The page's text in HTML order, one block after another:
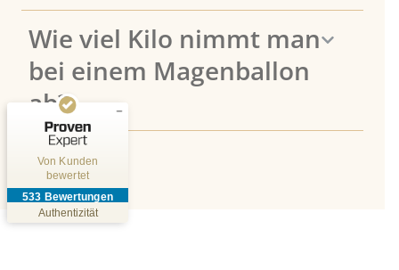
Wie viel Kilo nimmt man
bei einem Magenballon
ab?
Von Kunden
bewertet
533 Bewertungen
Authentizität
95
%
Empfehlungen auf
ProvenExpert.com
SEHR GUT
4,93
/
5,00
Bewertungen auf
514
Bewertungen von
5 anderen Quellen
Blick aufs ProvenExpert-Profil werfen